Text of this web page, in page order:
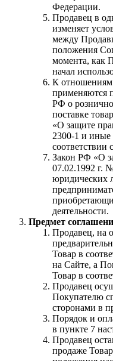
Федерации.
Продавец в
изменяет
между
положения
момента, как
начал
К
применяются
РФ о
поставке
«О защите
2300-1 и иные
соответствии
Закон РФ «О
07.02.1992 г.
юридических
деятельности.
Предмет
Продавец, на
Товар в
на Сайте, а
Товар в
Продавец
Покупателю
сторонами в
Порядок и
в пункте 7
Продавец
продаже